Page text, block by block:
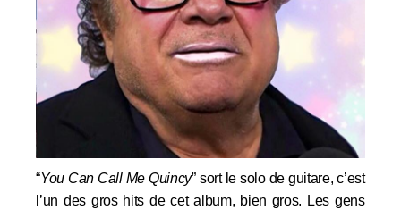
“You Can Call Me Quincy” sort le solo de guitare, c’est
l’un des gros hits de cet album, bien gros. Les gens